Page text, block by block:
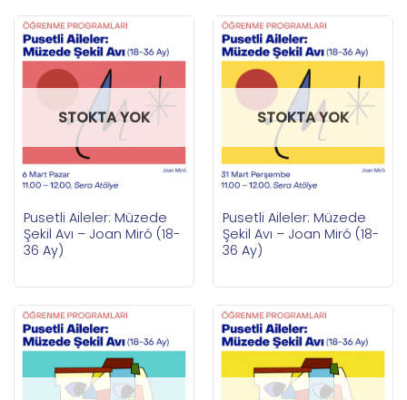
STOKTA YOK
Pusetli Aileler: Müzede
Şekil Avı – Joan Miró (18-
36 Ay)
STOKTA YOK
Pusetli Aileler: Müzede
Şekil Avı – Joan Miró (18-
36 Ay)